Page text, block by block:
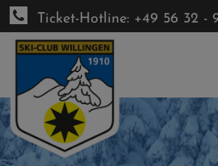
Direkt
zum
Inhalt
Ticket-Hotline: +49 56 32 -